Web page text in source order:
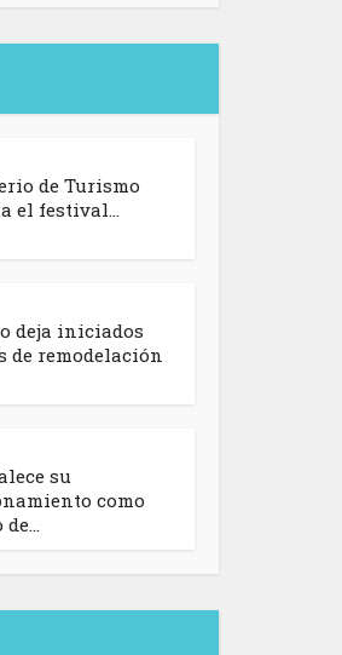
de Turismo
el festival...
deja iniciados
de remodelación
su
como